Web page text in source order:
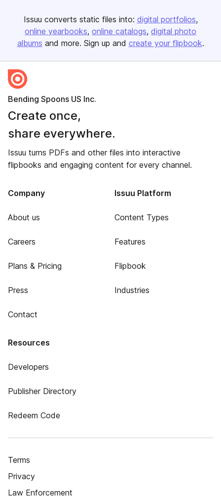
Issuu converts static files into: digital portfolios
online yearbooks online catalogs digital photo
albums and more. Sign up and create your flipbook.
Bending Spoons US Inc.
Create once,
share everywhere.
Issuu turns PDFs and other files into interactive
flipbooks and engaging content for every channel.
Company
About us
Careers
Plans & Pricing
Press
Contact
Issuu Platform
Content Types
Features
Flipbook
Industries
Resources
Developers
Publisher Directory
Redeem Code
Terms
Privacy
Law Enforcement